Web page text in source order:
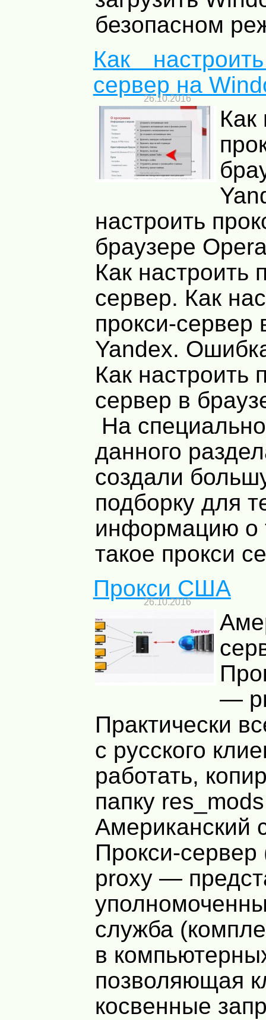
безопасном
Как
сервер на
26.10.2016
Как
настроить
браузере
Как настроить
сервер. Как
прокси-сервер
Yandex.
Как настроить
сервер в
На
данного
создали
подборку для
информацию о
такое прокси
Прокси США
26.10.2016
—
Практически
с русского
работать,
папку
Американский
Прокси-сервер
proxy —
служба
в
позволяющая
косвенные